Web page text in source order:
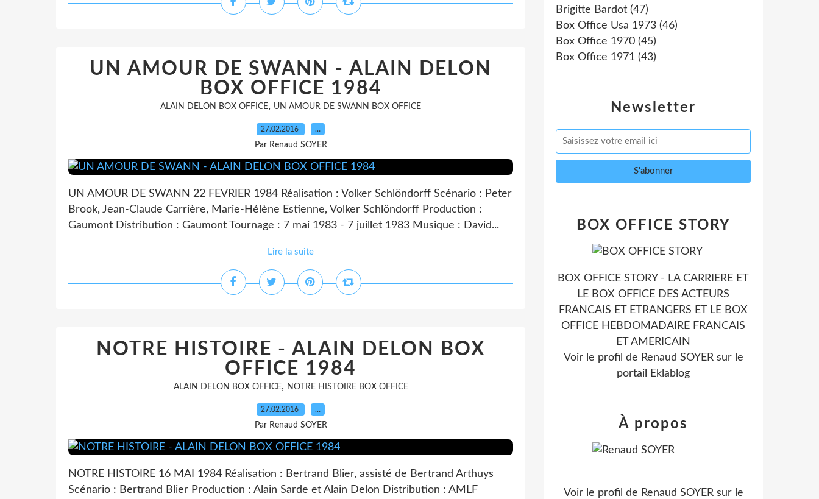
UN AMOUR DE SWANN - ALAIN DELON
BOX OFFICE 1984
ALAIN DELON BOX OFFICE, UN AMOUR DE SWANN BOX OFFICE
27.02.2016 …
Par Renaud SOYER
UN AMOUR DE SWANN 22 FEVRIER 1984 Réalisation : Volker Schlöndorff Scénario : Peter
Brook, Jean-Claude Carrière, Marie-Hélène Estienne, Volker Schlöndorff Production :
Gaumont Distribution : Gaumont Tournage : 7 mai 1983 - 7 juillet 1983 Musique : David...
Lire la suite
NOTRE HISTOIRE - ALAIN DELON BOX
OFFICE 1984
ALAIN DELON BOX OFFICE, NOTRE HISTOIRE BOX OFFICE
27.02.2016 …
Par Renaud SOYER
NOTRE HISTOIRE 16 MAI 1984 Réalisation : Bertrand Blier, assisté de Bertrand Arthuys
Scénario : Bertrand Blier Production : Alain Sarde et Alain Delon Distribution : AMLF
Newsletter
Brigitte Bardot (47)
Box Office Usa 1973 (46)
Box Office 1970 (45)
Box Office 1971 (43)
BOX OFFICE STORY
BOX OFFICE STORY - LA CARRIERE ET
LE BOX OFFICE DES ACTEURS
FRANCAIS ET ETRANGERS ET LE BOX
OFFICE HEBDOMADAIRE FRANCAIS
ET AMERICAIN
Voir le profil de Renaud SOYERsur le
portail Eklablog
À propos
Voir le profil de Renaud SOYERsur le